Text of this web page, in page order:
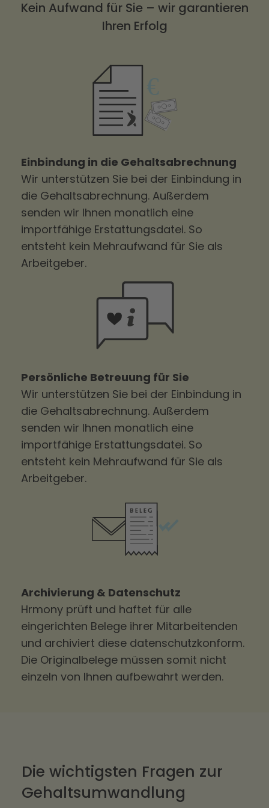
Kein Aufwand für Sie – wir garantieren
Ihren Erfolg
Einbindung in die Gehaltsabrechnung
Wir unterstützen Sie bei der Einbindung in
die Gehaltsabrechnung. Außerdem
senden wir Ihnen monatlich eine
importfähige Erstattungsdatei. So
entsteht kein Mehraufwand für Sie als
Arbeitgeber.
Persönliche Betreuung für Sie
Wir unterstützen Sie bei der Einbindung in
die Gehaltsabrechnung. Außerdem
senden wir Ihnen monatlich eine
importfähige Erstattungsdatei. So
entsteht kein Mehraufwand für Sie als
Arbeitgeber.
Archivierung & Datenschutz
Hrmony prüft und haftet für alle
eingerichten Belege ihrer Mitarbeitenden
und archiviert diese datenschutzkonform.
Die Originalbelege müssen somit nicht
einzeln von Ihnen aufbewahrt werden.
Die wichtigsten Fragen zur
Gehaltsumwandlung